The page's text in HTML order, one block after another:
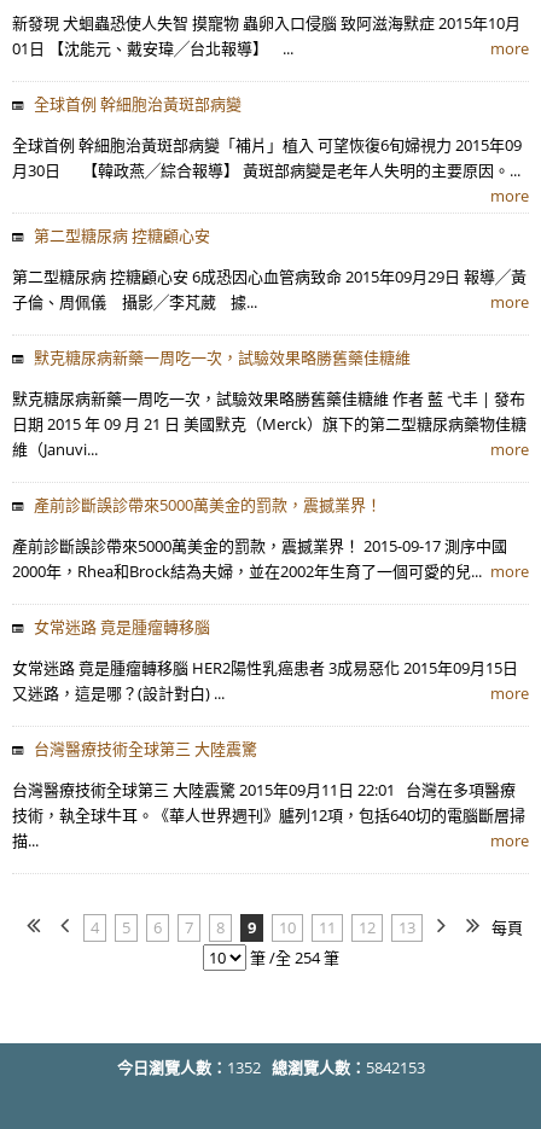
新發現 犬蛔蟲恐使人失智 摸寵物 蟲卵入口侵腦 致阿滋海默症 2015年10月
01日 【沈能元、戴安瑋╱台北報導】 ...
more
全球首例 幹細胞治黃斑部病變
全球首例 幹細胞治黃斑部病變「補片」植入 可望恢復6旬婦視力 2015年09
月30日 【韓政燕╱綜合報導】 黃斑部病變是老年人失明的主要原因。...
more
第二型糖尿病 控糖顧心安
第二型糖尿病 控糖顧心安 6成恐因心血管病致命 2015年09月29日 報導╱黃
子倫、周佩儀 攝影╱李芃葳 據...
more
默克糖尿病新藥一周吃一次，試驗效果略勝舊藥佳糖維
默克糖尿病新藥一周吃一次，試驗效果略勝舊藥佳糖維 作者 藍 弋丰 | 發布
日期 2015 年 09 月 21 日 美國默克（Merck）旗下的第二型糖尿病藥物佳糖
維（Januvi...
more
產前診斷誤診帶來5000萬美金的罰款，震撼業界！
產前診斷誤診帶來5000萬美金的罰款，震撼業界！ 2015-09-17 測序中國
2000年，Rhea和Brock結為夫婦，並在2002年生育了一個可愛的兒... more
女常迷路 竟是腫瘤轉移腦
女常迷路 竟是腫瘤轉移腦 HER2陽性乳癌患者 3成易惡化 2015年09月15日
又迷路，這是哪？(設計對白) ...
more
台灣醫療技術全球第三 大陸震驚
台灣醫療技術全球第三 大陸震驚 2015年09月11日 22:01 台灣在多項醫療
技術，執全球牛耳。《華人世界週刊》臚列12項，包括640切的電腦斷層掃
描...
more
4 5 6 7 8 9 10 11 12 13
每頁
筆 /全 254 筆
今日瀏覽人數： 1352 總瀏覽人數： 5842153